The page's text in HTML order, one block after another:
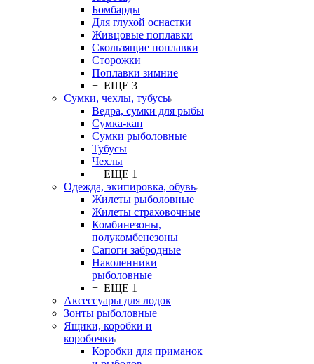
Бомбарды
Для глухой оснастки
Живцовые поплавки
Скользящие поплавки
Сторожки
Поплавки зимние
+ ЕЩЕ 3
Сумки, чехлы, тубусы
Ведра, сумки для рыбы
Сумка-кан
Сумки рыболовные
Тубусы
Чехлы
+ ЕЩЕ 1
Одежда, экипировка, обувь
Жилеты рыболовные
Жилеты страховочные
Комбинезоны,
полукомбенезоны
Сапоги забродные
Наколенники
рыболовные
+ ЕЩЕ 1
Аксессуары для лодок
Зонты рыболовные
Ящики, коробки и
коробочки
Коробки для приманок